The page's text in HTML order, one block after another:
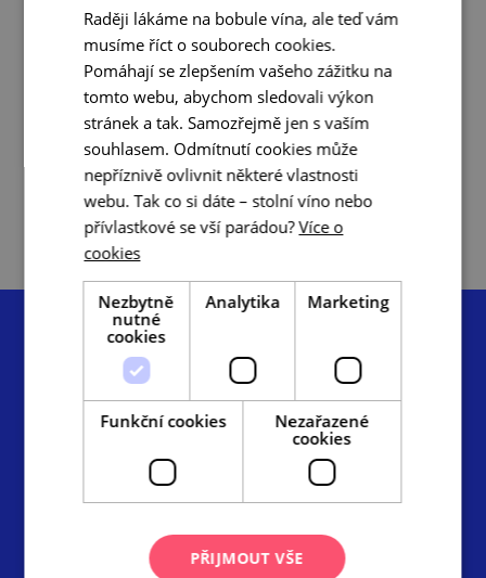
Znojemsko
a Podyjí
Pálava
a Lednicko-
Valtický
areál
Slovácko
Centrála cestovního ruchu – Jižní Morava, z.s.p.o.
Radnická 2, 602 00 Brno
Raději lákáme na bobule vína, ale teď vám
musíme říct o souborech cookies.
Pomáhají se zlepšením vašeho zážitku na
tomto webu, abychom sledovali výkon
stránek a tak. Samozřejmě jen s vaším
souhlasem. Odmítnutí cookies může
nepříznivě ovlivnit některé vlastnosti
webu. Tak co si dáte – stolní víno nebo
přívlastkové se vší parádou?Více o
cookies
Nezbytně
nutné
cookies
Analytika Marketing
Funkční cookies
Nezařazené
cookies
PŘIJMOUT VŠE